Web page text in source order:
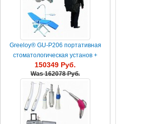
Greeloy® GU-P206 портативная
стоматологическая установ +
Greeloy® GU-P109A-2 пор...
150349 Руб.
Was162078 Руб.